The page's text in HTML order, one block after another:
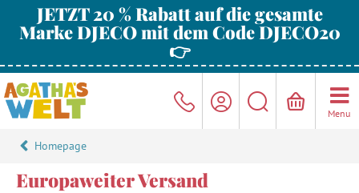
JETZT 20 % Rabatt auf die gesamte
Marke DJECO mit dem Code DJECO20
👉
Menu
Homepage
Europaweiter Versand